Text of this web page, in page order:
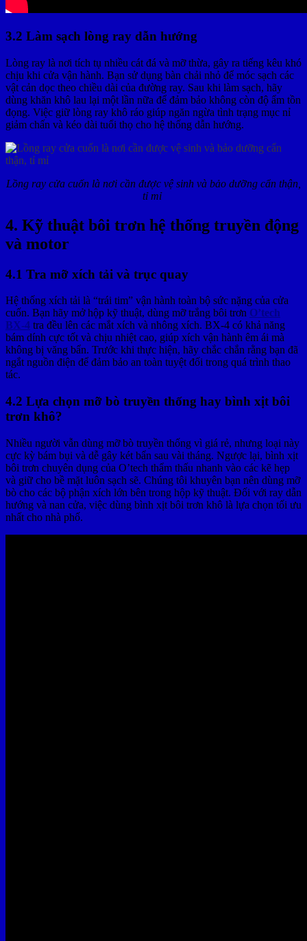
3.2 Làm sạch lòng ray dẫn hướng
Lòng ray là nơi tích tụ nhiều cát đá và mỡ thừa, gây ra tiếng kêu khó
chịu khi cửa vận hành. Bạn sử dụng bàn chải nhỏ để móc sạch các
vật cản dọc theo chiều dài của đường ray. Sau khi làm sạch, hãy
dùng khăn khô lau lại một lần nữa để đảm bảo không còn độ ẩm tồn
đọng. Việc giữ lòng ray khô ráo giúp ngăn ngừa tình trạng mục nỉ
giảm chấn và kéo dài tuổi thọ cho hệ thống dẫn hướng.
Lồng ray cửa cuốn là nơi cần được vệ sinh và bảo dưỡng cẩn thận,
tỉ mỉ
4. Kỹ thuật bôi trơn hệ thống truyền động
và motor
4.1 Tra mỡ xích tải và trục quay
Hệ thống xích tải là “trái tim” vận hành toàn bộ sức nặng của cửa
cuốn. Bạn hãy mở hộp kỹ thuật, dùng mỡ trắng bôi trơn O’tech
BX-4 tra đều lên các mắt xích và nhông xích. BX-4 có khả năng
bám dính cực tốt và chịu nhiệt cao, giúp xích vận hành êm ái mà
không bị văng bẩn. Trước khi thực hiện, hãy chắc chắn rằng bạn đã
ngắt nguồn điện để đảm bảo an toàn tuyệt đối trong quá trình thao
tác.
4.2 Lựa chọn mỡ bò truyền thống hay bình xịt bôi
trơn khô?
Nhiều người vẫn dùng mỡ bò truyền thống vì giá rẻ, nhưng loại này
cực kỳ bám bụi và dễ gây két bẩn sau vài tháng. Ngược lại, bình xịt
bôi trơn chuyên dụng của O’tech thẩm thấu nhanh vào các kẽ hẹp
và giữ cho bề mặt luôn sạch sẽ. Chúng tôi khuyên bạn nên dùng mỡ
bò cho các bộ phận xích lớn bên trong hộp kỹ thuật. Đối với ray dẫn
hướng và nan cửa, việc dùng bình xịt bôi trơn khô là lựa chọn tối ưu
nhất cho nhà phố.